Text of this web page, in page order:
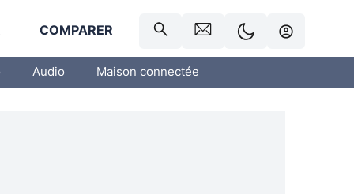
COMPARER
Audio Maison connectée